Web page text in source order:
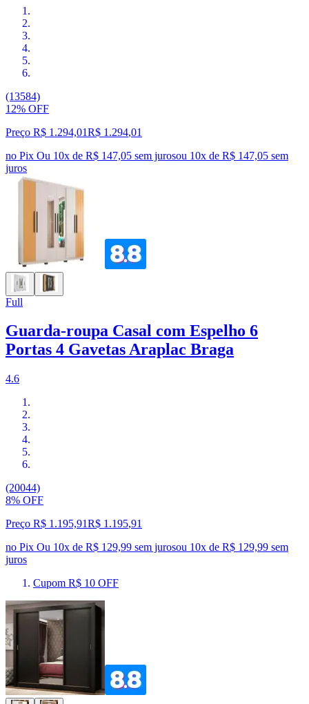
(13584)
12% OFF
Preço R$ 1.294,01R$ 1.294,01
no Pix Ou 10x de R$ 147,05 sem jurosou 10x de R$ 147,05 sem
juros
Full
Guarda-roupa Casal com Espelho 6
Portas 4 Gavetas Araplac Braga
4.6
(20044)
8% OFF
Preço R$ 1.195,91R$ 1.195,91
no Pix Ou 10x de R$ 129,99 sem jurosou 10x de R$ 129,99 sem
juros
Cupom R$ 10 OFF